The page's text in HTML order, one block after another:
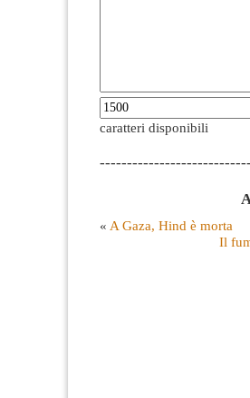
caratteri disponibili
« A Gaza, Hind è morta
Il